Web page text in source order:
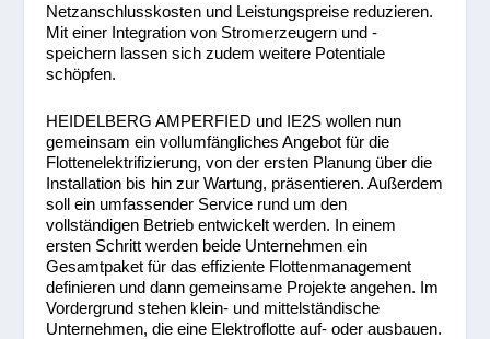
Netzanschlusskosten und Leistungspreise reduzieren.
Mit einer Integration von Stromerzeugern und -
speichern lassen sich zudem weitere Potentiale
schöpfen.
HEIDELBERG AMPERFIED und IE2S wollen nun
gemeinsam ein vollumfängliches Angebot für die
Flottenelektrifizierung, von der ersten Planung über die
Installation bis hin zur Wartung, präsentieren. Außerdem
soll ein umfassender Service rund um den
vollständigen Betrieb entwickelt werden. In einem
ersten Schritt werden beide Unternehmen ein
Gesamtpaket für das effiziente Flottenmanagement
definieren und dann gemeinsame Projekte angehen. Im
Vordergrund stehen klein- und mittelständische
Unternehmen, die eine Elektroflotte auf- oder ausbauen.